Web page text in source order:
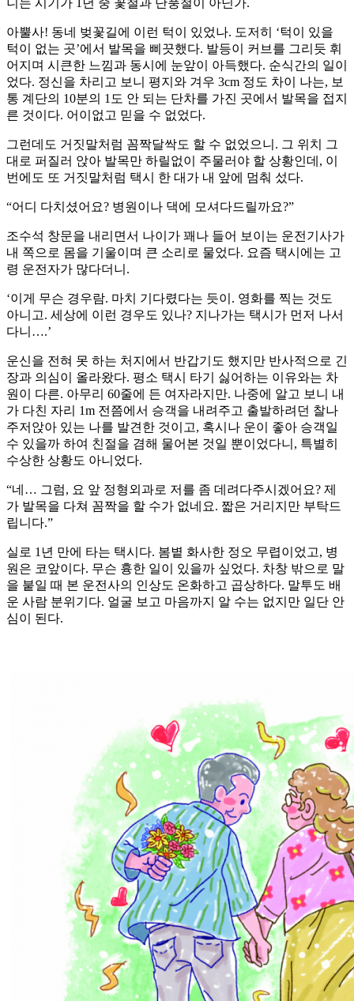
니는 시기가 1년 중 꽃철과 단풍철이 아닌가.
아뿔사! 동네 벚꽃길에 이런 턱이 있었나. 도저히 ‘턱이 있을
턱이 없는 곳’에서 발목을 삐끗했다. 발등이 커브를 그리듯 휘
어지며 시큰한 느낌과 동시에 눈앞이 아득했다. 순식간의 일이
었다. 정신을 차리고 보니 평지와 겨우 3cm 정도 차이 나는, 보
통 계단의 10분의 1도 안 되는 단차를 가진 곳에서 발목을 접지
른 것이다. 어이없고 믿을 수 없었다.
그런데도 거짓말처럼 꼼짝달싹도 할 수 없었으니. 그 위치 그
대로 퍼질러 앉아 발목만 하릴없이 주물러야 할 상황인데, 이
번에도 또 거짓말처럼 택시 한 대가 내 앞에 멈춰 섰다.
“어디 다치셨어요? 병원이나 댁에 모셔다드릴까요?”
조수석 창문을 내리면서 나이가 꽤나 들어 보이는 운전기사가
내 쪽으로 몸을 기울이며 큰 소리로 물었다. 요즘 택시에는 고
령 운전자가 많다더니.
‘이게 무슨 경우람. 마치 기다렸다는 듯이. 영화를 찍는 것도
아니고. 세상에 이런 경우도 있나? 지나가는 택시가 먼저 나서
다니….’
운신을 전혀 못 하는 처지에서 반갑기도 했지만 반사적으로 긴
장과 의심이 올라왔다. 평소 택시 타기 싫어하는 이유와는 차
원이 다른. 아무리 60줄에 든 여자라지만. 나중에 알고 보니 내
가 다친 자리 1m 전쯤에서 승객을 내려주고 출발하려던 찰나
주저앉아 있는 나를 발견한 것이고, 혹시나 운이 좋아 승객일
수 있을까 하여 친절을 겸해 물어본 것일 뿐이었다니, 특별히
수상한 상황도 아니었다.
“네… 그럼, 요 앞 정형외과로 저를 좀 데려다주시겠어요? 제
가 발목을 다쳐 꼼짝을 할 수가 없네요. 짧은 거리지만 부탁드
립니다.”
실로 1년 만에 타는 택시다. 봄볕 화사한 정오 무렵이었고, 병
원은 코앞이다. 무슨 흉한 일이 있을까 싶었다. 차창 밖으로 말
을 붙일 때 본 운전사의 인상도 온화하고 곱상하다. 말투도 배
운 사람 분위기다. 얼굴 보고 마음까지 알 수는 없지만 일단 안
심이 된다.